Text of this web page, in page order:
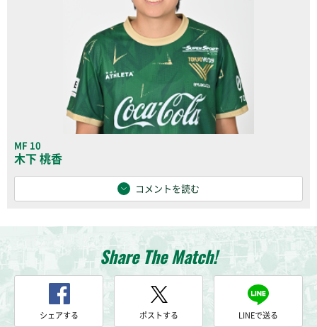
MF 10
木下 桃香
コメントを読む
Share The Match!
シェアする ポストする LINEで送る